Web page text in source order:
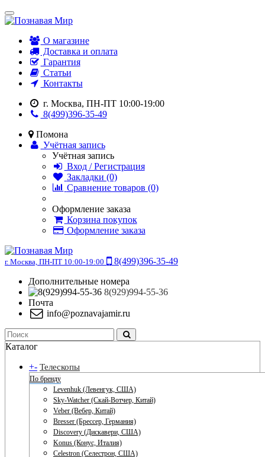
О магазине
Доставка и оплата
Гарантия
Статьи
Контакты
г. Москва, ПН-ПТ 10:00-19:00
8(499)396-35-49
Помона
Учётная запись
Учётная запись
Вход / Регистрация
Закладки (0)
Сравнение товаров (0)
Оформление заказа
Корзина покупок
Оформление заказа
г. Москва, ПН-ПТ 10:00-19:00
8(499)396-35-49
Дополнительные номера
8(929)994-55-36
Почта
info@poznavajamir.ru
Каталог
+- Телескопы
По бренду
Levenhuk (Левенгук, США)
Sky-Watcher (Скай-Вотчер, Китай)
Veber (Вебер, Китай)
Bresser (Брессер, Германия)
Discovery (Дискавери, США)
Konus (Конус, Италия)
Celestron (Селестрон, США)